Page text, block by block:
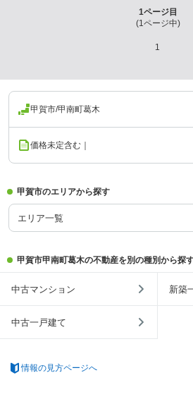
1ページ目
(1ページ中)
1
甲賀市/甲南町葛木
価格未定含む｜
甲賀市のエリアから探す
エリア一覧
甲賀市甲南町葛木の不動産を別の種別から探
中古マンション 新築
中古一戸建て
情報の見方ページへ